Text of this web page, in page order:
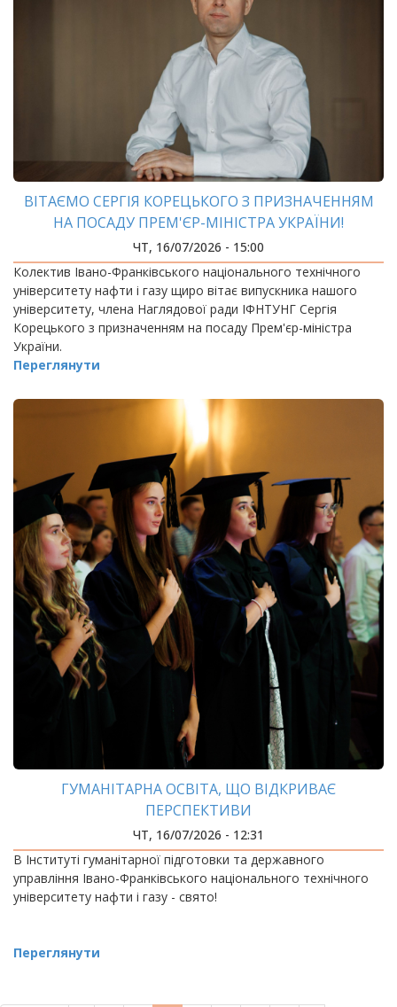
ВІТАЄМО СЕРГІЯ КОРЕЦЬКОГО З ПРИЗНАЧЕННЯМ
НА ПОСАДУ ПРЕМ'ЄР-МІНІСТРА УКРАЇНИ!
ЧТ, 16/07/2026 - 15:00
Колектив Івано-Франківського національного технічного
університету нафти і газу щиро вітає випускника нашого
університету, члена Наглядової ради ІФНТУНГ Сергія
Корецького з призначенням на посаду Прем'єр-міністра
України.
Переглянути
ГУМАНІТАРНА ОСВІТА, ЩО ВІДКРИВАЄ
ПЕРСПЕКТИВИ
ЧТ, 16/07/2026 - 12:31
В Інституті гуманітарної підготовки та державного
управління Івано-Франківського національного технічного
університету нафти і газу - свято!
Переглянути